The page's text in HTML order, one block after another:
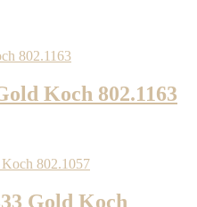
Koch 802.1163
Gold Koch